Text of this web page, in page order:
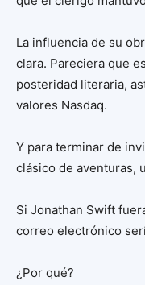
La influencia de su
clara. Pareciera que
posteridad literaria,
valores Nasdaq.
Y para terminar de
clásico de aventuras,
Si Jonathan Swift
correo electrónico
¿Por qué?